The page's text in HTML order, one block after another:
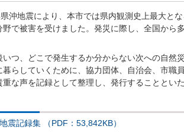
沖地震により、本市では県内観測史上最大と
で被害を受けました。発災に際し、全国から
つ、どこで発生するか分からない次への自然
らしていくために、協力団体、自治会、市職
な声を記録として整理し、発行することといた
震記録集 （PDF：53,842KB）